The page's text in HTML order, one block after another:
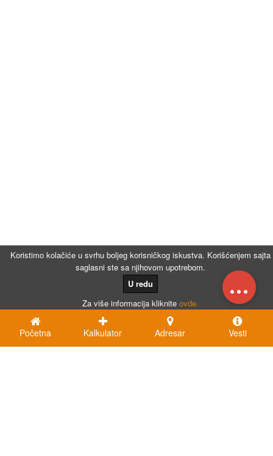
Koristimo kolačiće u svrhu boljeg korisničkog iskustva. Korišćenjem sajta
saglasni ste sa njihovom upotrebom.
U redu
Za više informacija kliknite ovde.
...
Početna Kalkulator Adresar Vesti